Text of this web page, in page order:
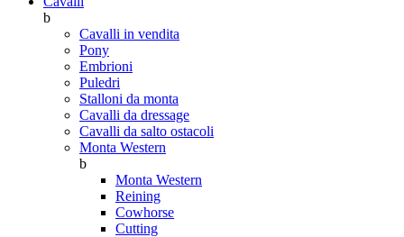
b
Cavalli in vendita
Pony
Embrioni
Puledri
Stalloni da monta
Cavalli da dressage
Cavalli da salto ostacoli
Monta Western
b
Monta Western
Reining
Cowhorse
Cutting